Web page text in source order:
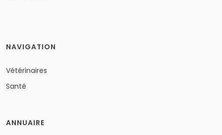
NAVIGATION
Vétérinaires
Santé
ANNUAIRE